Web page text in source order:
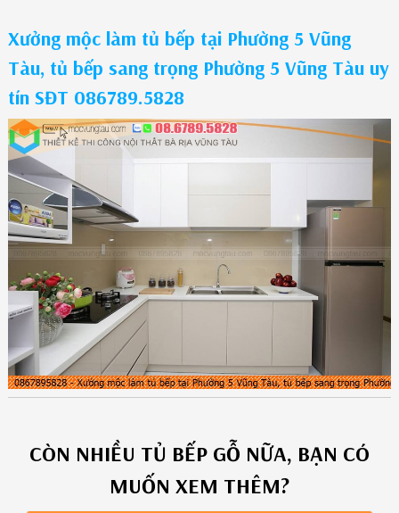
Xưởng mộc làm tủ bếp tại Phường 5 Vũng
Tàu, tủ bếp sang trọng Phường 5 Vũng Tàu uy
tín SĐT 086789.5828
CÒN NHIỀU TỦ BẾP GỖ NỮA, BẠN CÓ
MUỐN XEM THÊM?